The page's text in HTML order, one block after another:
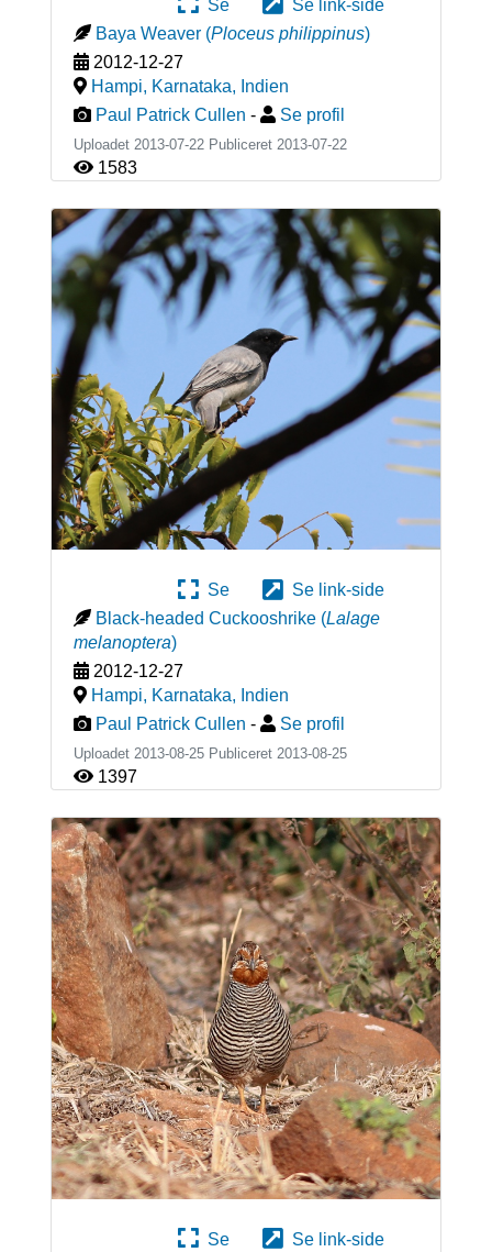
Se
Se link-side
Baya Weaver (Ploceus philippinus)
2012-12-27
Hampi, Karnataka, Indien
Paul Patrick Cullen - Se profil
Uploadet 2013-07-22 Publiceret 2013-07-22
1583
Se
Se link-side
Black-headed Cuckooshrike (Lalage
melanoptera)
2012-12-27
Hampi, Karnataka, Indien
Paul Patrick Cullen - Se profil
Uploadet 2013-08-25 Publiceret 2013-08-25
1397
Se
Se link-side